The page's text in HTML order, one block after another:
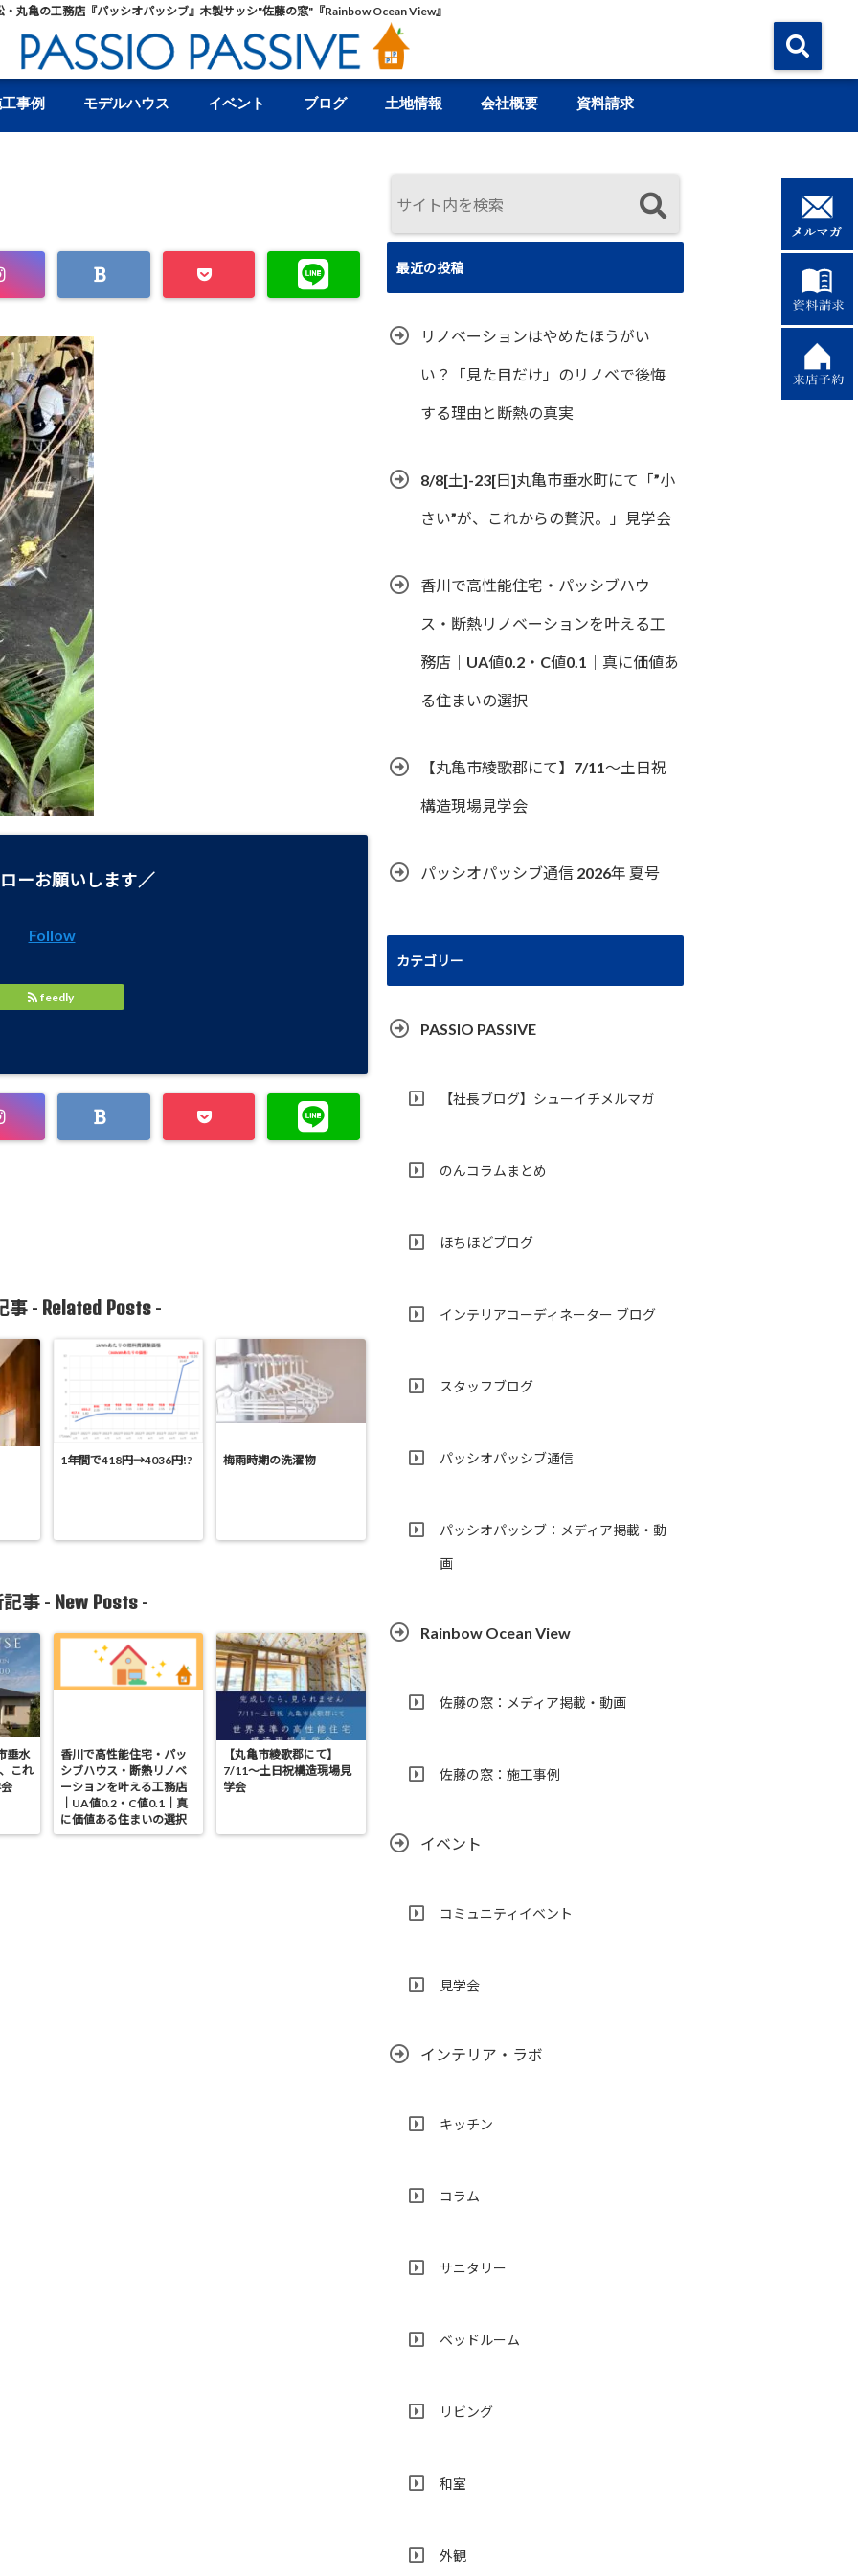
・丸亀の工務店『パッシオパッシブ』木製サッシ"佐藤の窓"『Rainbow Ocean View』
事例 モデルハウス イベント ブログ 土地情報 会社概要 資料請求
ーお願いします／
Follow
feedly
事 - Related Posts-
1年間で418円→4036円!? 梅雨時期の洗濯物
事 - New Posts -
垂水
これ
香川で高性能住宅・パッ
シブハウス・断熱リノベ
ーションを叶える工務店
｜UA値0.2・C値0.1｜真
に価値ある住まいの選択
【丸亀市綾歌郡にて】
7/11～土日祝構造現場見
学会
最近の投稿
リノベーションはやめたほうがい
い？「見た目だけ」のリノベで後悔
する理由と断熱の真実
8/8[土]-23[日]丸亀市垂水町にて「”小
さい”が、これからの贅沢。」見学会
香川で高性能住宅・パッシブハウ
ス・断熱リノベーションを叶える工
務店｜UA値0.2・C値0.1｜真に価値あ
る住まいの選択
【丸亀市綾歌郡にて】7/11～土日祝
構造現場見学会
パッシオパッシブ通信 2026年 夏号
カテゴリー
PASSIO PASSIVE
【社長ブログ】シューイチメルマガ
のんコラムまとめ
ほちほどブログ
インテリアコーディネーター ブログ
スタッフブログ
パッシオパッシブ通信
パッシオパッシブ：メディア掲載・動
画
Rainbow Ocean View
佐藤の窓：メディア掲載・動画
佐藤の窓：施工事例
イベント
コミュニティイベント
見学会
インテリア・ラボ
キッチン
コラム
サニタリー
ベッドルーム
リビング
和室
外観